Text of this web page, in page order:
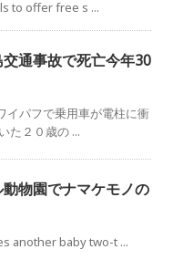
to offer free s ...
交通事故で死亡今年30
イパフで乗用車が電柱に衝
た２０歳の ...
動物園でナマケモノの
another baby two-t ...